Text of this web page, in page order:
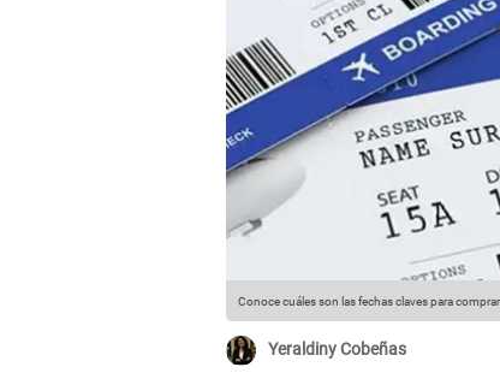
Conoce cuáles son las fechas claves para
Yeraldiny Cobeñas